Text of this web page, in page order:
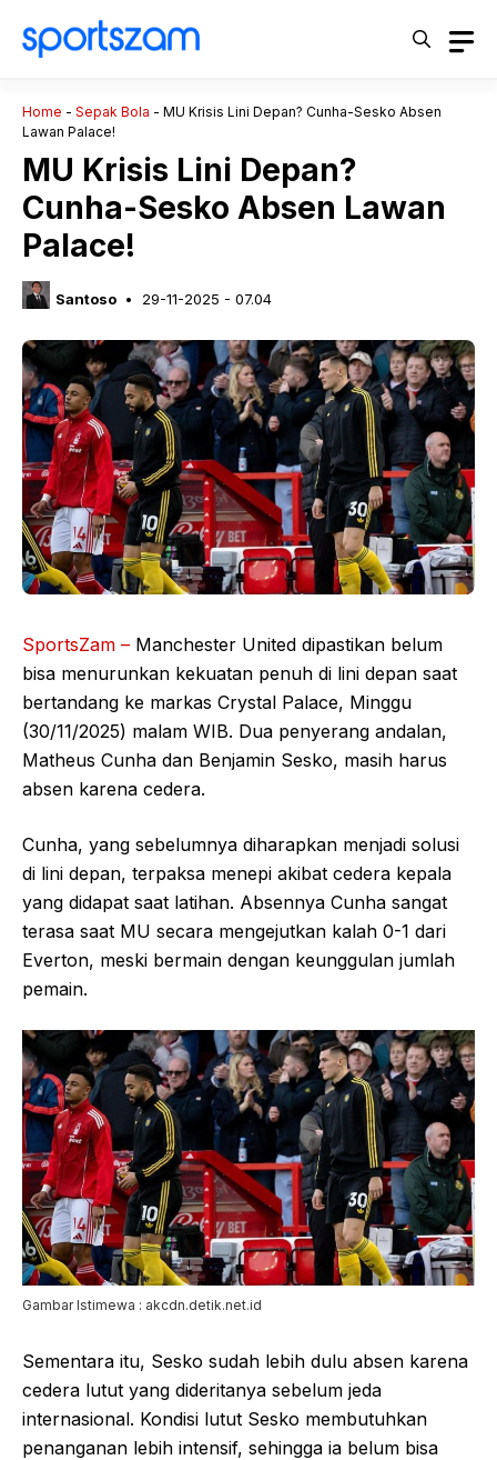
Home - Sepak Bola - MU Krisis Lini Depan? Cunha-Sesko Absen
Lawan Palace!
MU Krisis Lini Depan?
Cunha-Sesko Absen Lawan
Palace!
Santoso 29-11-2025 - 07.04
SportsZam – Manchester United dipastikan belum
bisa menurunkan kekuatan penuh di lini depan saat
bertandang ke markas Crystal Palace, Minggu
(30/11/2025) malam WIB. Dua penyerang andalan,
Matheus Cunha dan Benjamin Sesko, masih harus
absen karena cedera.
Cunha, yang sebelumnya diharapkan menjadi solusi
di lini depan, terpaksa menepi akibat cedera kepala
yang didapat saat latihan. Absennya Cunha sangat
terasa saat MU secara mengejutkan kalah 0-1 dari
Everton, meski bermain dengan keunggulan jumlah
pemain.
Gambar Istimewa : akcdn.detik.net.id
Sementara itu, Sesko sudah lebih dulu absen karena
cedera lutut yang dideritanya sebelum jeda
internasional. Kondisi lutut Sesko membutuhkan
penanganan lebih intensif, sehingga ia belum bisa